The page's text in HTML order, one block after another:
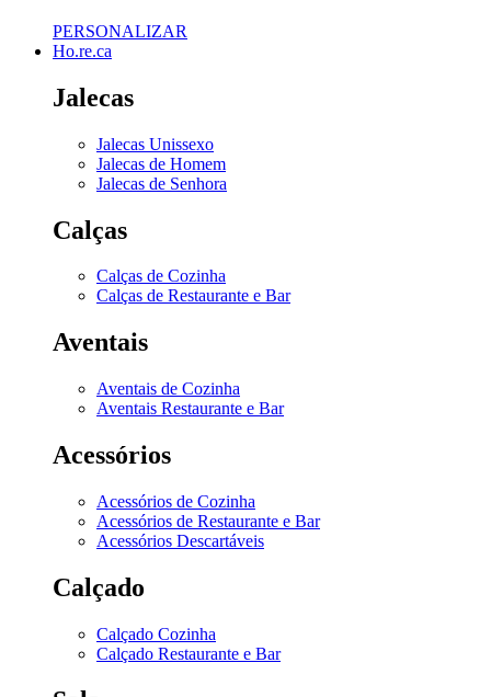
PERSONALIZAR
Ho.re.ca
Jalecas
Jalecas Unissexo
Jalecas de Homem
Jalecas de Senhora
Calças
Calças de Cozinha
Calças de Restaurante e Bar
Aventais
Aventais de Cozinha
Aventais Restaurante e Bar
Acessórios
Acessórios de Cozinha
Acessórios de Restaurante e Bar
Acessórios Descartáveis
Calçado
Calçado Cozinha
Calçado Restaurante e Bar